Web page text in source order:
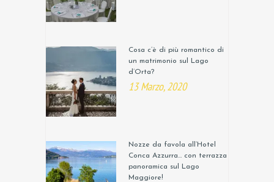
Cosa c’è di più romantico di
un matrimonio sul Lago
d’Orta?
13 Marzo, 2020
Nozze da favola all’Hotel
Conca Azzurra… con terrazza
panoramica sul Lago
Maggiore!